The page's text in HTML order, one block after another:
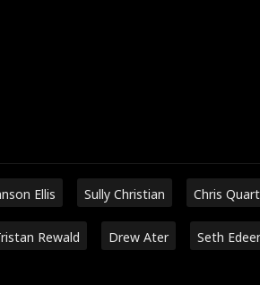
Ellis Sully Christian Chris
Rewald Drew Ater Seth